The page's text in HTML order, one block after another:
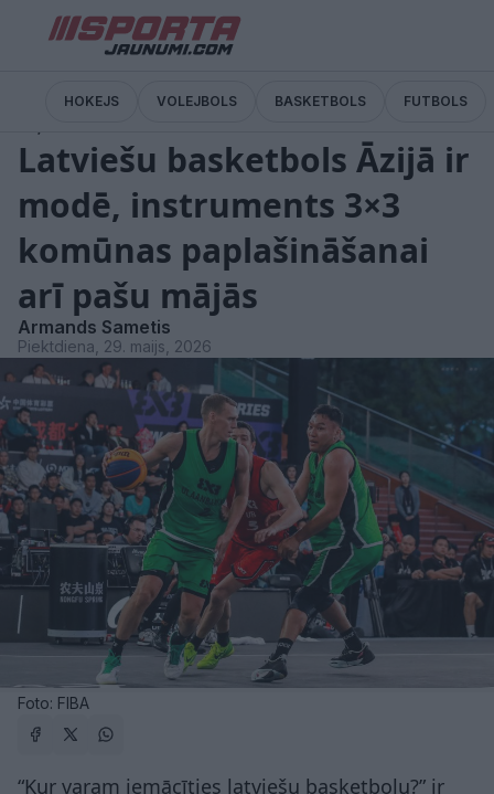
HOKEJS VOLEJBOLS BASKETBOLS FUTBOLS
Latviešu basketbols Āzijā ir
modē, instruments 3×3
komūnas paplašināšanai
arī pašu mājās
Armands Sametis
Piektdiena, 29. maijs, 2026
Foto: FIBA
“Kur varam iemācīties latviešu basketbolu?” ir